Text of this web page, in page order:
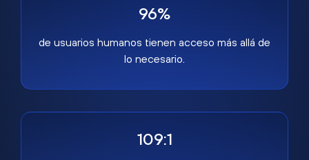
96%
de usuarios humanos tienen acceso más allá de
lo necesario.
109:1